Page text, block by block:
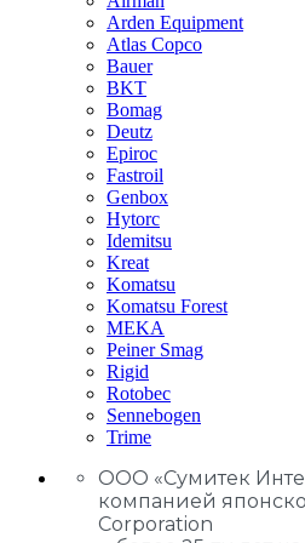
Arden Equipment
Atlas Сopco
Bauer
BKT
Bomag
Deutz
Epiroc
Fastroil
Genbox
Hytorc
Idemitsu
Kreat
Komatsu
Komatsu Forest
MEKA
Peiner Smag
Rigid
Rotobec
Sennebogen
Trime
ООО «Сумитек
компанией
Corporation